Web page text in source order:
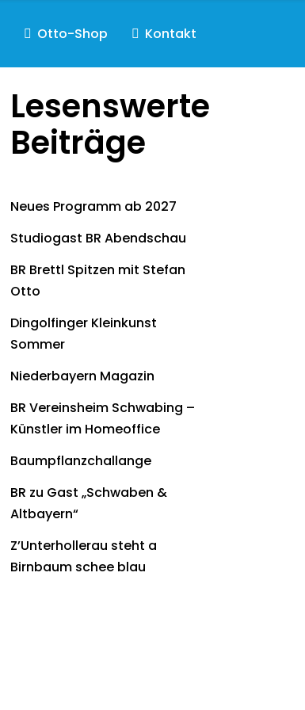
Otto-Shop Kontakt
Lesenswerte
Beiträge
Neues Programm ab 2027
Studiogast BR Abendschau
BR Brettl Spitzen mit Stefan
Otto
Dingolfinger Kleinkunst
Sommer
Niederbayern Magazin
BR Vereinsheim Schwabing –
Künstler im Homeoffice
Baumpflanzchallange
BR zu Gast „Schwaben &
Altbayern“
Z’Unterhollerau steht a
Birnbaum schee blau